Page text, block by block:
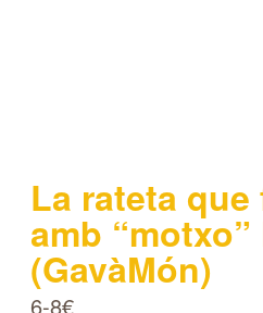
La rateta que
amb “motxo”
(GavàMón)
6-8€